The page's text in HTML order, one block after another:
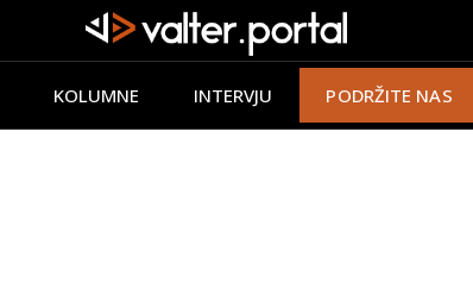
KOLUMNE INTERVJU PODRŽITE NAS